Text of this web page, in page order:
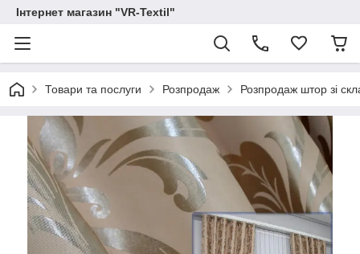
Інтернет магазин "VR-Textil"
Товари та послуги Розпродаж Розпродаж штор зі